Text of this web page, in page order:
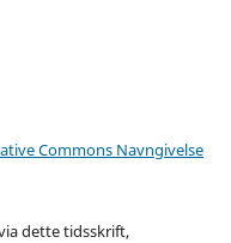
Commons Navngivelse
dette tidsskrift,